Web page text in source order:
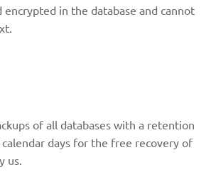
encrypted in the database and cannot
of all databases with a retention
days for the free recovery of
us.